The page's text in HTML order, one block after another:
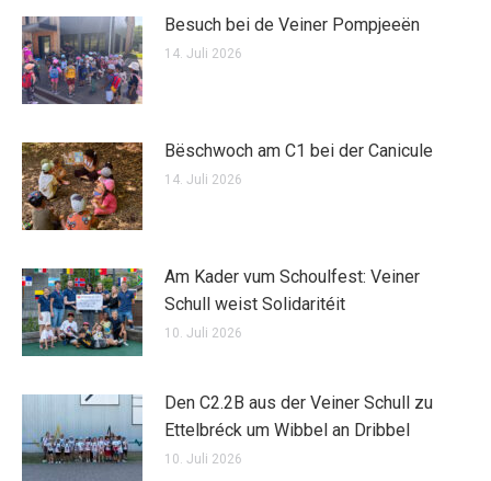
Besuch bei de Veiner Pompjeeën
14. Juli 2026
Bëschwoch am C1 bei der Canicule
14. Juli 2026
Am Kader vum Schoulfest: Veiner
Schull weist Solidaritéit
10. Juli 2026
Den C2.2B aus der Veiner Schull zu
Ettelbréck um Wibbel an Dribbel
10. Juli 2026